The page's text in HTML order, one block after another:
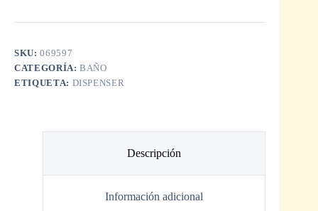
SKU:069597
CATEGORÍA:BAÑO
ETIQUETA: DISPENSER
Descripción
Información adicional